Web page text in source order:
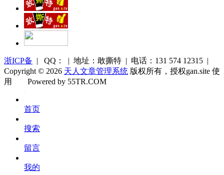
浙ICP备 | QQ： | 地址：敢撕特 | 电话：131 574 12315 |
Copyright © 2026 天人文章管理系统 版权所有，授权gan.site 使
用
库
Powered by 55TR.COM
首页
搜索
留言
我的